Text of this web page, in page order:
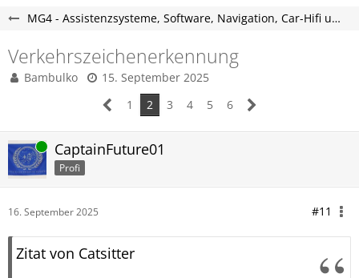
MG4 - Assistenzsysteme, Software, Navigation, Car-Hifi und Telefon
Verkehrszeichenerkennung
Bambulko
15. September 2025
1
2 3 4 5 6
Online CaptainFuture01
Profi
16. September 2025 #11
Zitat von Catsitter